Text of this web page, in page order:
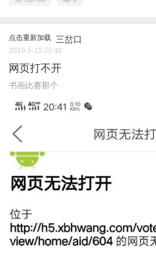
点击重新加载 三岔口
2019-5-15 20:46
网页打不开
书画比赛那个